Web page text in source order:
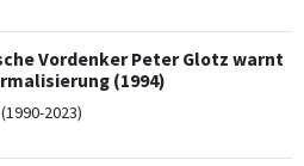
Vordenker Peter Glotz warnt
(1994)
2023)